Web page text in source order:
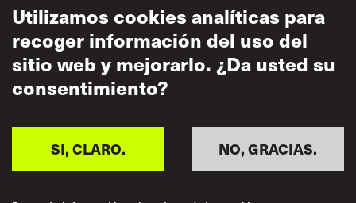
Utilizamos cookies analíticas para
recoger información del uso del
sitio web y mejorarlo. ¿Da usted su
consentimiento?
NO, GRACIAS.
SI, CLARO.